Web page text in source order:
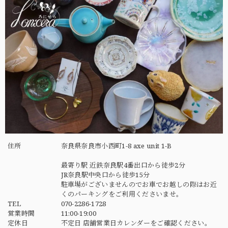
住所 奈良県奈良市小西町1-8 axe unit 1-B
最寄り駅 近鉄奈良駅4番出口から徒歩2分
JR奈良駅中央口から徒歩15分
駐車場がございませんのでお車でお越しの際はお近
くのパーキングをご利用くださいませ。
TEL
070-2286-1728
営業時間
11:00-19:00
定休日
不定日 店舗営業日カレンダーをご確認ください。